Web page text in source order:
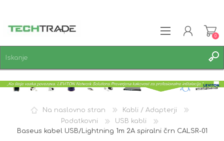
PRIJAVA
0
Na naslovno stran
Kabli / Adapterji
Podatkovni
USB kabli
Baseus kabel USB/Lightning 1m 2A spiralni črn CALSR-01